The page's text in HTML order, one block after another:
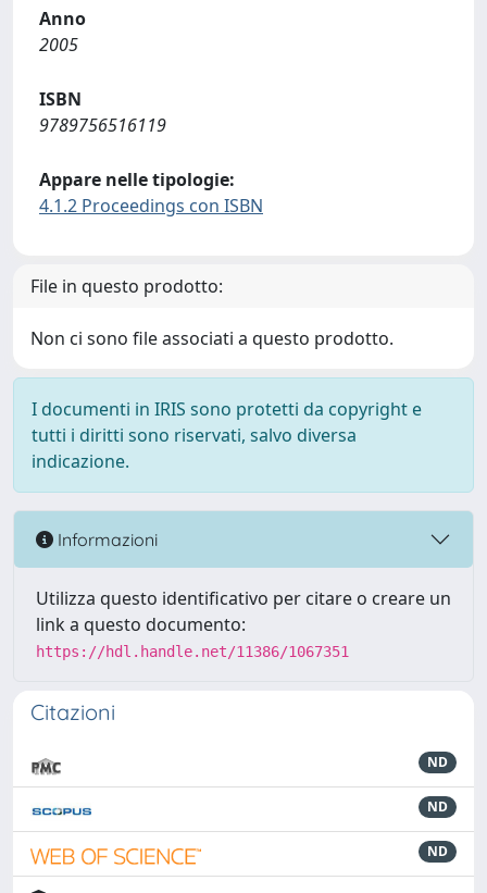
Anno
2005
ISBN
9789756516119
Appare nelle tipologie:
4.1.2 Proceedings con ISBN
File in questo prodotto:
Non ci sono file associati a questo prodotto.
I documenti in IRIS sono protetti da copyright e
tutti i diritti sono riservati, salvo diversa
indicazione.
Informazioni
Utilizza questo identificativo per citare o creare un
link a questo documento:
https://hdl.handle.net/11386/1067351
Citazioni
ND
ND
ND